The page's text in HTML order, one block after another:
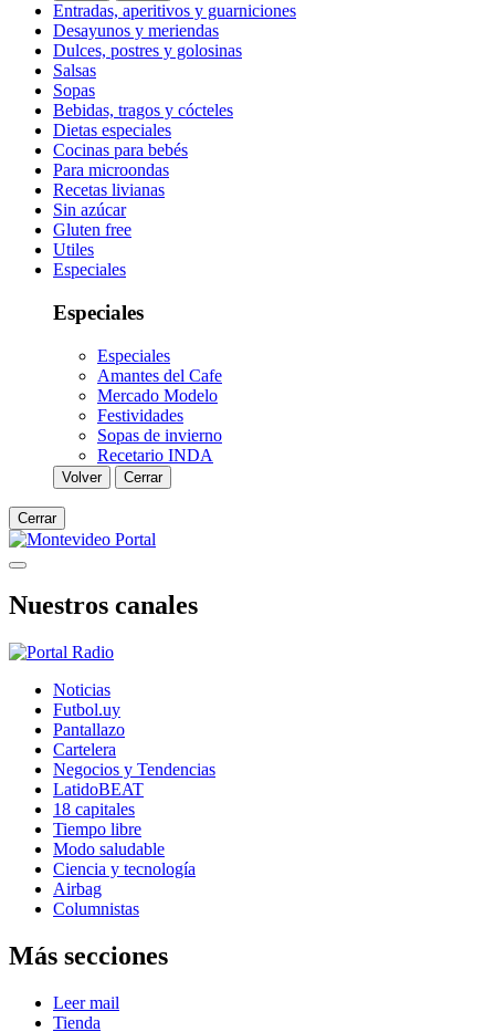
Entradas, aperitivos y guarniciones
Desayunos y meriendas
Dulces, postres y golosinas
Salsas
Sopas
Bebidas, tragos y cócteles
Dietas especiales
Cocinas para bebés
Para microondas
Recetas livianas
Sin azúcar
Gluten free
Utiles
Especiales
Especiales
Especiales
Amantes del Cafe
Mercado Modelo
Festividades
Sopas de invierno
Recetario INDA
Volver Cerrar
Cerrar
Nuestros canales
Noticias
Futbol.uy
Pantallazo
Cartelera
Negocios y Tendencias
LatidoBEAT
18 capitales
Tiempo libre
Modo saludable
Ciencia y tecnología
Airbag
Columnistas
Más secciones
Leer mail
Tienda